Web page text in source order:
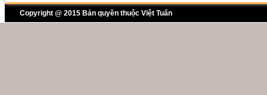
Copyright @ 2015 Bản quyền thuộc Việt Tuấn